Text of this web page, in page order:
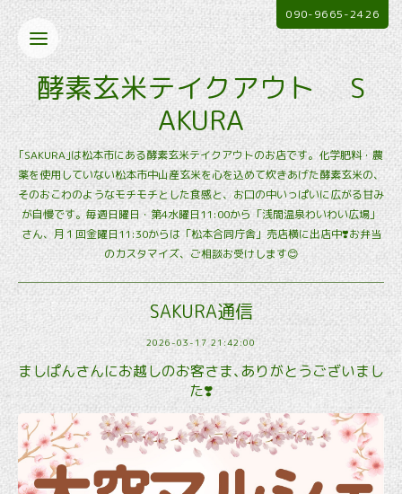
酵素玄米テイクアウト S
AKURA
｢SAKURA｣は松本市にある酵素玄米テイクアウトのお店です。化学肥料・農
薬を使用していない松本市中山産玄米を心を込めて炊きあげた酵素玄米の、
そのおこわのようなモチモチとした食感と、お口の中いっぱいに広がる甘み
が自慢です。毎週日曜日・第4水曜日11:00から「浅間温泉わいわい広場」
さん、月１回金曜日11:30からは「松本合同庁舎」売店横に出店中❣️お弁当
のカスタマイズ、ご相談お受けします😊
090-9665-2426
SAKURA通信
2026-03-17 21:42:00
ましぱんさんにお越しのお客さま､ありがとうございまし
た❣️